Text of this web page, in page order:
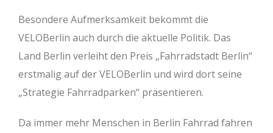
Besondere Aufmerksamkeit bekommt die
VELOBerlin auch durch die aktuelle Politik. Das
Land Berlin verleiht den Preis „Fahrradstadt Berlin“
erstmalig auf der VELOBerlin und wird dort seine
„Strategie Fahrradparken“ präsentieren.
Da immer mehr Menschen in Berlin Fahrrad fahren